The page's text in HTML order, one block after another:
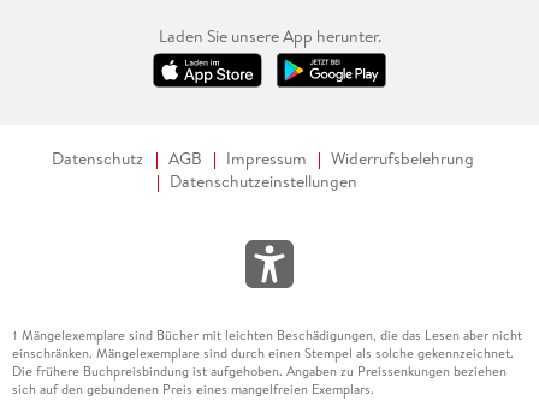
Laden Sie unsere App herunter.
Datenschutz AGB Impressum
Widerrufsbelehrung
Datenschutzeinstellungen
1 Mängelexemplare sind Bücher mit leichten Beschädigungen, die das Lesen aber nicht
einschränken. Mängelexemplare sind durch einen Stempel als solche gekennzeichnet.
Die frühere Buchpreisbindung ist aufgehoben. Angaben zu Preissenkungen beziehen
sich auf den gebundenen Preis eines mangelfreien Exemplars.